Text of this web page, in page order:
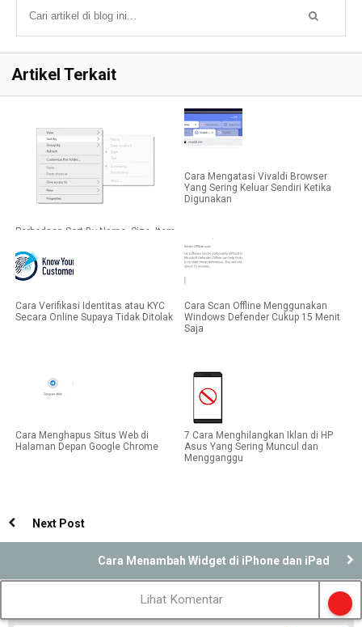
Artikel Terkait
Perbedaan Sort By Name, Size, Item
Cara Mengatasi Vivaldi Browser
Yang Sering Keluar Sendiri Ketika
Digunakan
Cara Verifikasi Identitas atau KYC
Secara Online Supaya Tidak Ditolak
Cara Scan Offline Menggunakan
Windows Defender Cukup 15 Menit
Saja
Cara Menghapus Situs Web di
Halaman Depan Google Chrome
7 Cara Menghilangkan Iklan di HP
Asus Yang Sering Muncul dan
Mengganggu
Next Post
Cara Menambah Widget di iPhone dan iPad
Lihat Komentar